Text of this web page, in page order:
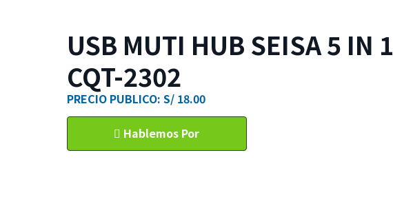
USB MUTI HUB SEISA 5 IN 1
CQT-2302
PRECIO PUBLICO: S/ 18.00
Hablemos Por